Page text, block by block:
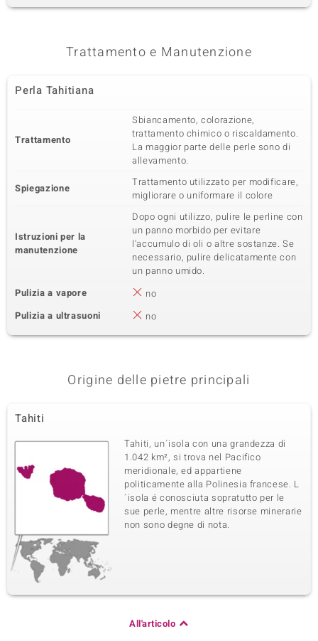
Trattamento e Manutenzione
Perla Tahitiana
Trattamento
Sbiancamento, colorazione,
trattamento chimico o riscaldamento.
La maggior parte delle perle sono di
allevamento.
Spiegazione
Trattamento utilizzato per modificare,
migliorare o uniformare il colore
Istruzioni per la
manutenzione
Dopo ogni utilizzo, pulire le perline con
un panno morbido per evitare
l'accumulo di oli o altre sostanze. Se
necessario, pulire delicatamente con
un panno umido.
Pulizia a vapore
no
Pulizia a ultrasuoni
no
Origine delle pietre principali
Tahiti
Tahiti, un´isola con una grandezza di
1.042 km², si trova nel Pacifico
meridionale, ed appartiene
politicamente alla Polinesia francese. L
´isola é conosciuta sopratutto per le
sue perle, mentre altre risorse minerarie
non sono degne di nota.
All'articolo